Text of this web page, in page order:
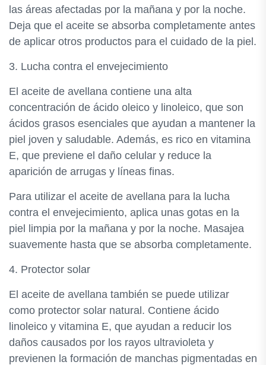
las áreas afectadas por la mañana y por la noche.
Deja que el aceite se absorba completamente antes
de aplicar otros productos para el cuidado de la piel.
3. Lucha contra el envejecimiento
El aceite de avellana contiene una alta
concentración de ácido oleico y linoleico, que son
ácidos grasos esenciales que ayudan a mantener la
piel joven y saludable. Además, es rico en vitamina
E, que previene el daño celular y reduce la
aparición de arrugas y líneas finas.
Para utilizar el aceite de avellana para la lucha
contra el envejecimiento, aplica unas gotas en la
piel limpia por la mañana y por la noche. Masajea
suavemente hasta que se absorba completamente.
4. Protector solar
El aceite de avellana también se puede utilizar
como protector solar natural. Contiene ácido
linoleico y vitamina E, que ayudan a reducir los
daños causados por los rayos ultravioleta y
previenen la formación de manchas pigmentadas en